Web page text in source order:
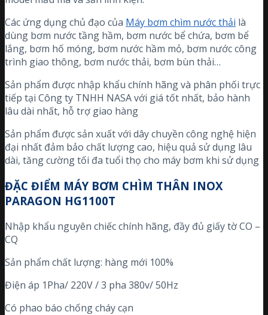
Các ứng dụng chủ đạo của Máy bơm chìm nước thải là
dùng bơm nước tầng hầm, bơm nước bể chứa, bơm bể
lắng, bơm hố móng, bơm nước hầm mỏ, bơm nước công
trình giao thông, bơm nước thải, bơm bùn thải…
Sản phẩm được nhập khẩu chính hãng và phân phối trực
tiếp tại Công ty TNHH NASA với giá tốt nhất, bảo hành
lâu dài nhất, hỗ trợ giao hàng
Sản phẩm được sản xuất với dây chuyền công nghệ hiện
đại nhất đảm bảo chất lượng cao, hiệu quả sử dụng lâu
dài, tăng cường tối đa tuổi thọ cho máy bơm khi sử dụng
ĐẶC ĐIỂM MÁY BƠM CHÌM THÂN INOX
PARAGON HG1100T
Nhập khẩu nguyên chiếc chính hãng, đầy đủ giấy tờ CO –
CQ
Sản phẩm chất lượng: hàng mới 100%
Điện áp 1Pha/ 220V / 3 pha 380v/ 50Hz
Có phao báo chống cháy cạn